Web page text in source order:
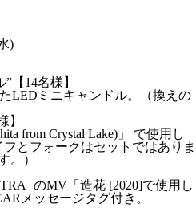
)
【14名様】
LEDミニキャンドル。（換えの
】
from Crystal Lake)」 で使用し
とフォークはセットではありま
。）
のMV「造花 [2020]で使用し
メッセージタグ付き。